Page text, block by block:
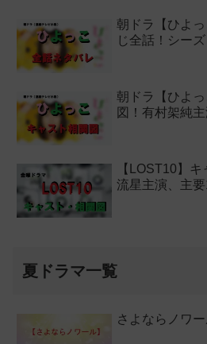
朝ドラ【ひよ
じ全話！シー
朝ドラ【ひよ
図！有村架純
【LOST10】
流星主演、主
夏ドラマ一覧
さよならノワ